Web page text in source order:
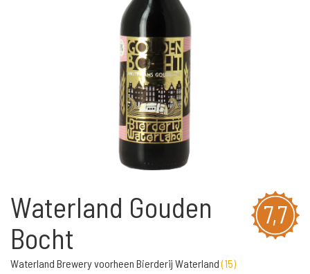
7,7
Waterland Gouden
Bocht
Waterland Brewery voorheen Bierderij Waterland(15)